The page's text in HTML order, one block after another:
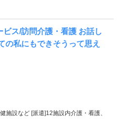
ス/訪問介護・看護 お話し
の私にもできそうって思え
施設など [派遣]12施設内介護・看護、